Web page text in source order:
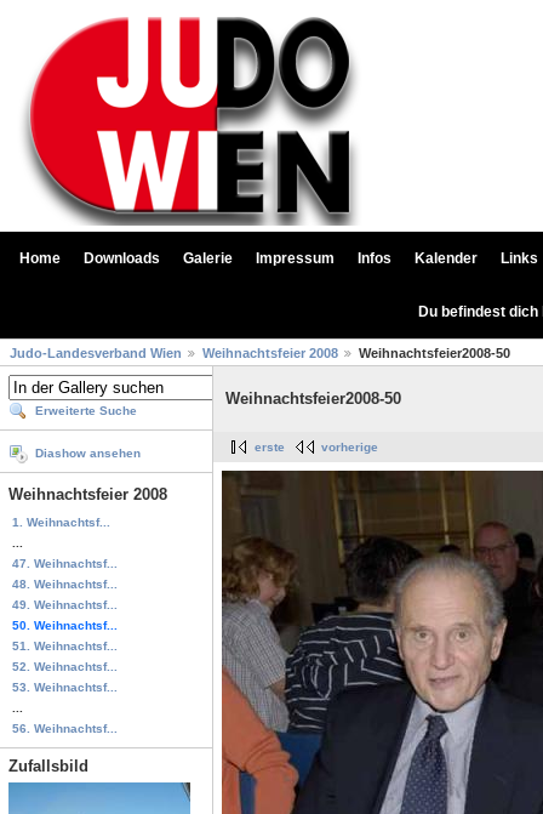
Home Downloads Galerie Impressum Infos Kalender Links
Du befindest
Judo-Landesverband Wien Weihnachtsfeier 2008 Weihnachtsfeier2008-50
Erweiterte Suche
Diashow ansehen
Weihnachtsfeier 2008
1. Weihnachtsf...
47. Weihnachtsf...
48. Weihnachtsf...
49. Weihnachtsf...
50. Weihnachtsf...
51. Weihnachtsf...
52. Weihnachtsf...
53. Weihnachtsf...
56. Weihnachtsf...
Zufallsbild
Weihnachtsfeier2008-50
erste vorherige